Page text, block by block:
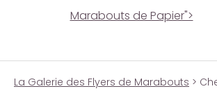
Marabouts de Papier">
La Galerie des Flyers de Marabouts >